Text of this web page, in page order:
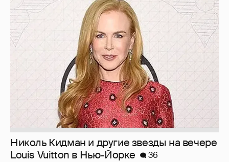
Николь Кидман и другие звезды на вечере
Louis Vuitton в Нью-Йорке
36